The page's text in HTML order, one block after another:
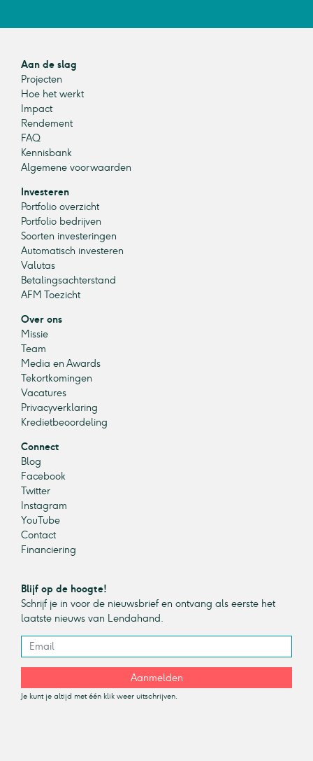
Aan de slag
Projecten
Hoe het werkt
Impact
Rendement
FAQ
Kennisbank
Algemene voorwaarden
Investeren
Portfolio overzicht
Portfolio bedrijven
Soorten investeringen
Automatisch investeren
Valutas
Betalingsachterstand
AFM Toezicht
Over ons
Missie
Team
Media en Awards
Tekortkomingen
Vacatures
Privacyverklaring
Kredietbeoordeling
Connect
Blog
Facebook
Twitter
Instagram
YouTube
Contact
Financiering
Blijf op de hoogte!
Schrijf je in voor de nieuwsbrief en ontvang als eerste het
laatste nieuws van Lendahand.
Aanmelden
Je kunt je altijd met één klik weer uitschrijven.